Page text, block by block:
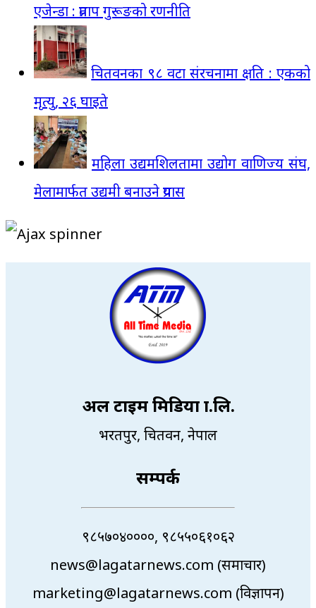
एजेन्डा : प्रताप गुरूङको रणनीति
चितवनका ९८ वटा संरचनामा क्षति : एकको
मृत्यु, २६ घाइते
महिला उद्यमशिलतामा उद्योग वाणिज्य संघ,
मेलामार्फत उद्यमी बनाउने प्रयास
अल टाइम मिडिया प्रा.लि.
भरतपुर, चितवन, नेपाल
सम्पर्क
९८५७०४००००, ९८५५०६१०६२
news@lagatarnews.com (समाचार)
marketing@lagatarnews.com (विज्ञापन)